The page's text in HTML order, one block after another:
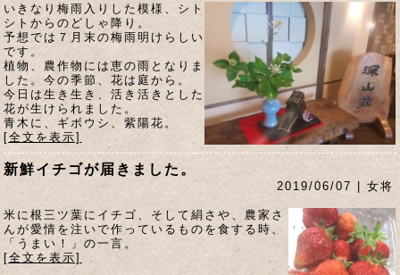
いきなり梅雨入りした模様、シト
シトからのどしゃ降り。
予想では７月末の梅雨明けらしい
です。
植物、農作物には恵の雨となりま
した。今の季節、花は庭から。
今日は生き生き、活き活きとした
花が生けられました。
青木に、ギボウシ、紫陽花。
[全文を表示]
新鮮イチゴが届きました。
2019/06/07 | 女将
米に根三ツ葉にイチゴ、そして絹さや、農家さ
んが愛情を注いで作っているものを食する時、
「うまい！」の一言。
[全文を表示]